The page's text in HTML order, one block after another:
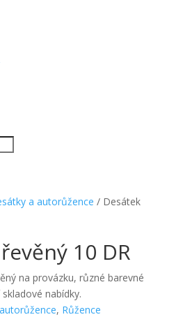
a autorůžence / Desátek
10 DR
na provázku, různé barevné
nabídky.
, Růžence